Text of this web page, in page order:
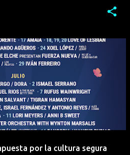
por la cultura segura